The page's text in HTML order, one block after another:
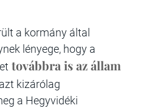
a kormány által
lényege, hogy a
továbbra is az állam
kizárólag
a Hegyvidéki